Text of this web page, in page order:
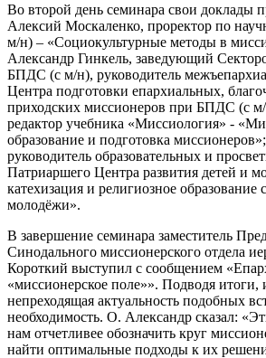
Во второй день семинара свои доклады
Алексий Москаленко, проректор по
м/н) – «Социокультурные методы в
Александр Гинкель, заведующий
БПДС (с м/н), руководитель
Центра подготовки епархиальных,
приходских миссионеров при БПДС (с
редактор учебника «Миссиология» -
образование и подготовка
руководитель образовательных и
Патриаршего Центра развития детей и
катехизация и религиозное образование
молодёжи».
В завершение семинара заместитель
Синодального миссионерского отдела
Короткий выступил с сообщением
«миссионерское поле»». Подводя итоги,
непреходящая актуальность подобных
необходимость. О. Александр сказал:
нам отчетливее обозначить круг
найти оптимальные подходы к их